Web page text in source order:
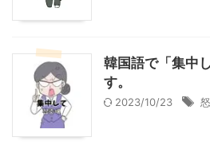
韓国語で「集中
す。
2023/10/23